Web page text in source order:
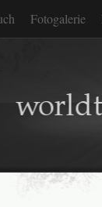
Fotogalerie